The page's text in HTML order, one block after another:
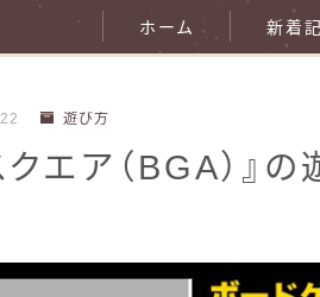
ホーム 新着
遊び方
クエア（BGA）』